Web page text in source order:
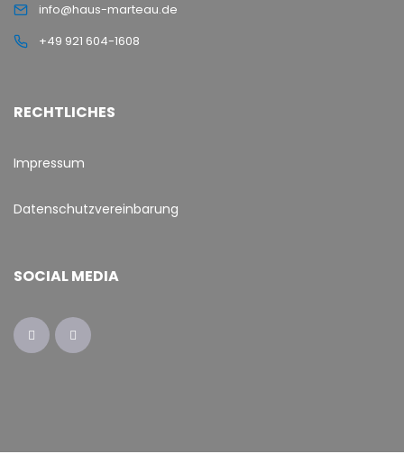
info@haus-marteau.de
+49 921 604-1608
RECHTLICHES
Impressum
Datenschutzvereinbarung
SOCIAL MEDIA